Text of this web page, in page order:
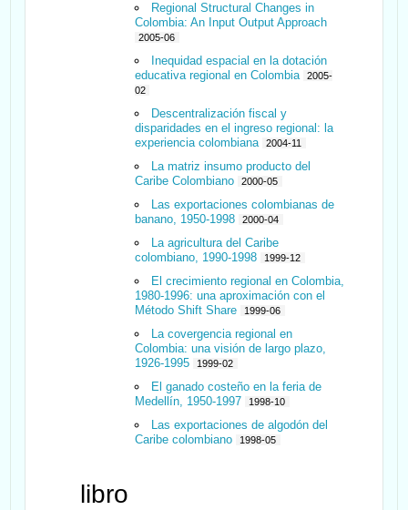
Regional Structural Changes in
Colombia: An Input Output Approach
2005-06
Inequidad espacial en la dotación
educativa regional en Colombia
2005-
02
Descentralización fiscal y
disparidades en el ingreso regional: la
experiencia colombiana
2004-11
La matriz insumo producto del
Caribe Colombiano
2000-05
Las exportaciones colombianas de
banano, 1950-1998
2000-04
La agricultura del Caribe
colombiano, 1990-1998
1999-12
El crecimiento regional en Colombia,
1980-1996: una aproximación con el
Método Shift Share
1999-06
La covergencia regional en
Colombia: una visión de largo plazo,
1926-1995
1999-02
El ganado costeño en la feria de
Medellín, 1950-1997
1998-10
Las exportaciones de algodón del
Caribe colombiano
1998-05
libro